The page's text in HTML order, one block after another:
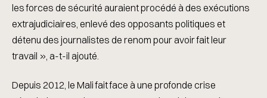
les forces de sécurité auraient procédé à des exécutions
extrajudiciaires, enlevé des opposants politiques et
détenu des journalistes de renom pour avoir fait leur
travail », a-t-il ajouté.
Depuis 2012, le Mali fait face à une profonde crise